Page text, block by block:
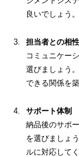
良いでしょう。
担当者との相性
コミュニケー
選びましょう
できる関係を
サポート体制
納品後のサポ
を選びましょ
ルに対応して